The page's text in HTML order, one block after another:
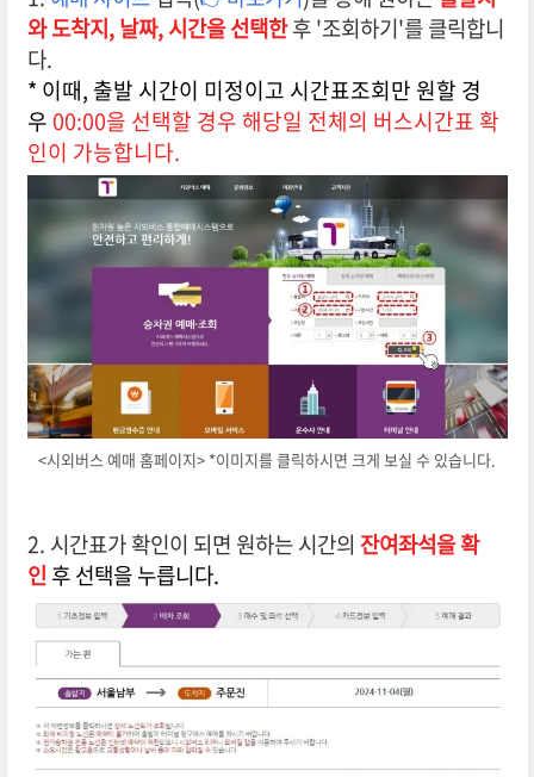
와 도착지,날짜, 시간을 선택한후 '조회하기'를 클릭합니
다.
* 이때, 출발 시간이 미정이고 시간표조회만 원할 경
우 00:00을 선택할 경우 해당일 전체의 버스시간표 확
인이 가능합니다.
<시외버스 예매 홈페이지> *이미지를 클릭하시면 크게 보실 수 있습니다.
2. 시간표가 확인이 되면 원하는 시간의 잔여좌석을 확
인후 선택을누릅니다.